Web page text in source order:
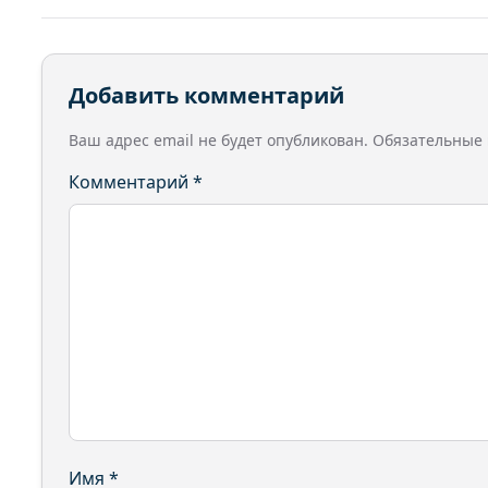
Добавить комментарий
Ваш адрес email не будет опубликован.
Комментарий *
Имя *